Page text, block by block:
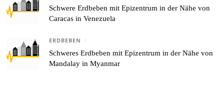
Schwere Erdbeben mit Epizentrum in der Nähe von
Caracas in Venezuela
ERDBEBEN /
Schweres Erdbeben mit Epizentrum in der Nähe von
Mandalay in Myanmar